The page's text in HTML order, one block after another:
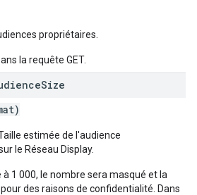
propriétaires.
la requête GET.
Size
estimée de l'audience
le Réseau Display.
1 000, le nombre sera masqué et la
des raisons de confidentialité. Dans